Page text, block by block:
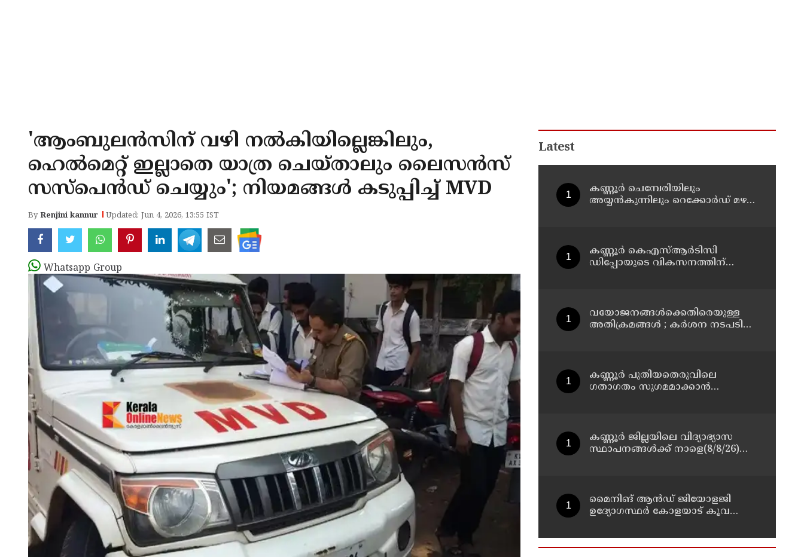
'ആംബുലന്‍സിന് വഴി നല്‍കിയില്ലെങ്കിലും,
ഹെല്‍മെറ്റ് ഇല്ലാതെ യാത്ര ചെയ്താലും ലൈസന്‍സ്
സസ്‌പെന്‍ഡ് ചെയ്യും'; നിയമങ്ങള്‍ കടുപ്പിച്ച് MVD
ByRenjini kannur Updated: Jun 4, 2026, 13:55 IST
Whatsapp Group
Latest
കണ്ണൂർ ചെമ്പേരിയിലും
അയ്യൻകുന്നിലും റെക്കോർഡ് മഴ ;
കണ്ണൂർ കെഎസ്ആർടിസി
ഡിപ്പോയുടെ വികസനത്തിന്
വയോജനങ്ങൾക്കെതിരെയുള്ള
അതിക്രമങ്ങൾ ; കർശന നടപടി
കണ്ണൂർ പുതിയതെരുവിലെ
ഗതാഗതം സുഗമമാക്കാന്‍
കണ്ണൂർ ജില്ലയിലെ വിദ്യാഭ്യാസ
സ്ഥാപനങ്ങള്‍ക്ക് നാളെ(8/8/26)
മൈനിങ് ആൻഡ്​ ജിയോളജി
ഉദ്യോഗസ്ഥർ കോളയാട് കൂവ